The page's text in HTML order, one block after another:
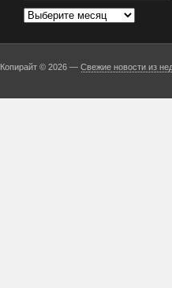
Архивы
Копирайт © 2026 —Свежие новости из